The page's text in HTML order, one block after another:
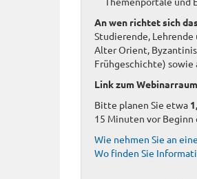
An wen richtet sich
Studierende,
Alter Orient,
Frühgeschichte)
Link zum
Bitte planen Sie etwa
15 Minuten vor
Wie nehmen Sie an
Wo finden Sie